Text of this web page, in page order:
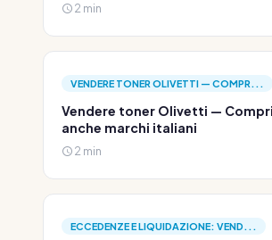
2 min
VENDERE TONER OLIVETTI — COMPR...
Vendere toner Olivetti —
anche marchi italiani
2 min
ECCEDENZE E LIQUIDAZIONE: VEND...